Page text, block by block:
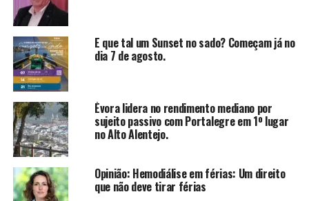
E que tal um Sunset no sado? Começam já no
dia 7 de agosto.
Évora lidera no rendimento mediano por
sujeito passivo com Portalegre em 1º lugar
no Alto Alentejo.
Opinião: Hemodiálise em férias: Um direito
que não deve tirar férias